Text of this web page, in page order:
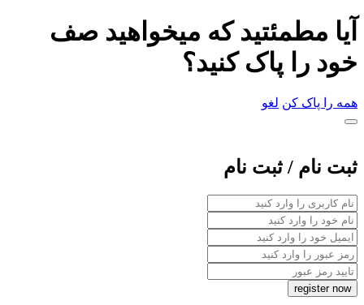
آیا مطمئتید که میخواهید صف
خود را پاک کنید؟
همه را پاک کن لغو
ثبت نام / ثبت نام